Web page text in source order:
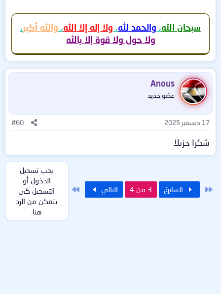
سبحان الله، والحمد لله، ولا إله إلا الله، والله أكبر،
ولا حول ولا قوة إلا بالله
Anous
عضو جديد
17 ديسمبر 2025 #60
شكرا جزيلا
الأول السابق 3 من 4 التالي
يجب تسجيل
الدخول أو
التسجيل كي
تتمكن من الرد
هنا.